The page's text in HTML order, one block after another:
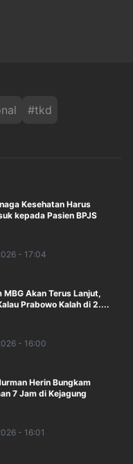
#tkd
Kesehatan Harus
kepada Pasien BPJS
- 17:04
Akan Terus Lanjut,
Prabowo Kalah di 2....
- 16:00
Herin Bungkam
7 Jam di Kejagung
- 16:01